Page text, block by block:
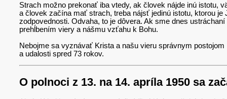
Strach možno prekonať iba vtedy, ak človek nájde inú istotu,
a človek začína mať strach, treba nájsť jedinú istotu, ktorou
zodpovednosti. Odvaha, to je dôvera. Ak sme dnes
prehĺbením viery a nášmu vzťahu k Bohu.
Nebojme sa vyznávať Krista a našu vieru správnym
a udalosti spred 73 rokov.
O polnoci z 13. na 14. apríla 1950 sa